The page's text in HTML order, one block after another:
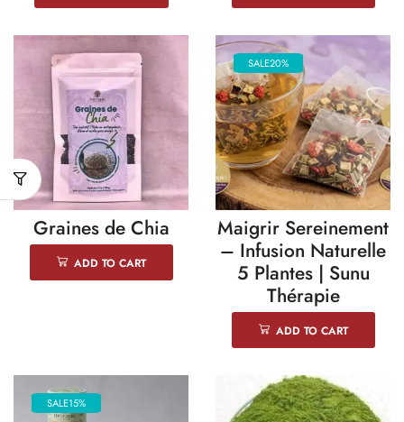
Graines de Chia
ADD TO CART
SALE20%
Maigrir Sereinement
– Infusion Naturelle
5 Plantes | Sunu
Thérapie
ADD TO CART
SALE15%